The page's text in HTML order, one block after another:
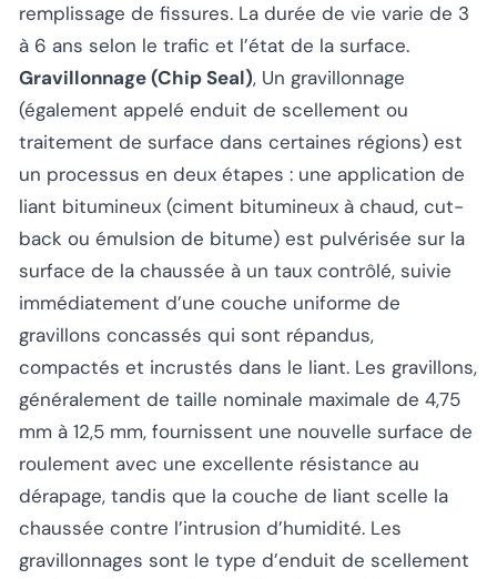
remplissage de fissures. La durée de vie varie de 3
à 6 ans selon le trafic et l’état de la surface.
Gravillonnage (Chip Seal), Un gravillonnage
(également appelé enduit de scellement ou
traitement de surface dans certaines régions) est
un processus en deux étapes : une application de
liant bitumineux (ciment bitumineux à chaud, cut-
back ou émulsion de bitume) est pulvérisée sur la
surface de la chaussée à un taux contrôlé, suivie
immédiatement d’une couche uniforme de
gravillons concassés qui sont répandus,
compactés et incrustés dans le liant. Les gravillons,
généralement de taille nominale maximale de 4,75
mm à 12,5 mm, fournissent une nouvelle surface de
roulement avec une excellente résistance au
dérapage, tandis que la couche de liant scelle la
chaussée contre l’intrusion d’humidité. Les
gravillonnages sont le type d’enduit de scellement